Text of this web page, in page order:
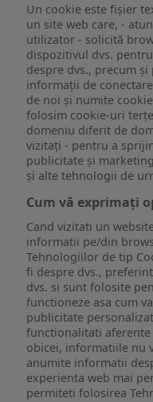
Un cookie este fişier
un site web care, -
utilizator - solicită
dispozitivul dvs.
despre dvs., precum
informații de
de noi și numite
folosim cookie-uri
domeniu diferit de
vizitați - pentru a
publicitate și
și alte tehnologii de
Cum vă exprimați
Cand vizitati un
informatii pe/din
Tehnologiilor de tip
fi despre dvs.,
dvs. si sunt folosite
functioneze asa cum
publicitate
functionalitati
obicei, informatiile nu
anumite informatii
experienta web mai
permiteti folosirea